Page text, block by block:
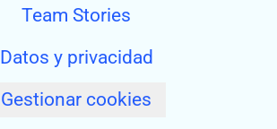
Team Stories
Datos y privacidad
Gestionar cookies